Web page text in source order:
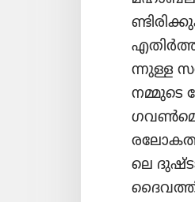
ന്നുള്ള
നമ്മുടെ
ലെ